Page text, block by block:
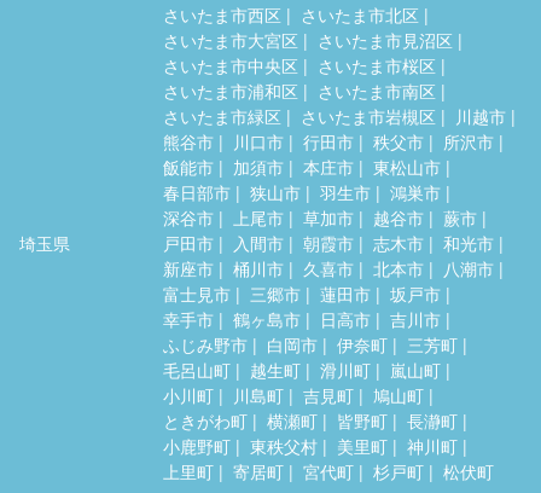
埼玉県
さいたま市西区
さいたま市北区
さいたま市大宮区
さいたま市見沼区
さいたま市中央区
さいたま市桜区
さいたま市浦和区
さいたま市南区
さいたま市緑区
さいたま市岩槻区
川越市
熊谷市
川口市 行田市 秩父市
所沢市
飯能市
加須市 本庄市
東松山市
春日部市
狭山市 羽生市
鴻巣市
深谷市
上尾市 草加市 越谷市
蕨市
戸田市
入間市 朝霞市 志木市
和光市
新座市
桶川市 久喜市 北本市
八潮市
富士見市
三郷市 蓮田市
坂戸市
幸手市
鶴ヶ島市 日高市
吉川市
ふじみ野市
白岡市 伊奈町
三芳町
毛呂山町
越生町 滑川町
嵐山町
小川町
川島町 吉見町
鳩山町
ときがわ町
横瀬町 皆野町
長瀞町
小鹿野町
東秩父村 美里町
神川町
上里町
寄居町 宮代町 杉戸町 松伏町